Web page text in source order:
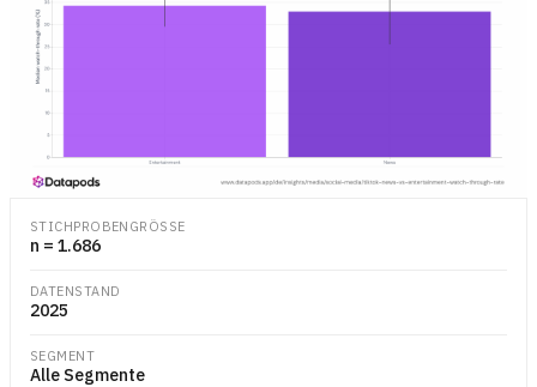
STICHPROBENGRÖSSE
n = 1.686
DATENSTAND
2025
SEGMENT
Alle Segmente